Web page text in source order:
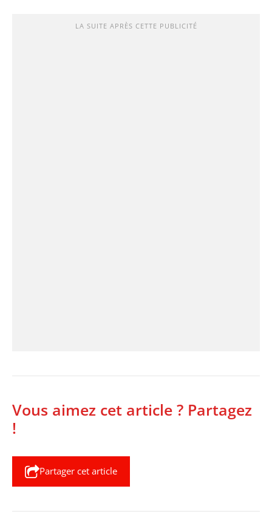
LA SUITE APRÈS CETTE PUBLICITÉ
Vous aimez cet article ? Partagez
!
Partager cet article